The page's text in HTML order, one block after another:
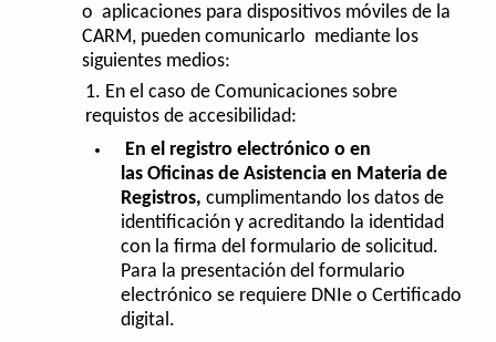
o aplicaciones para dispositivos móviles de la
CARM, pueden comunicarlo mediante los
siguientes medios:
En el caso de Comunicaciones sobre
requistos de accesibilidad:
En el registro electrónico o en
las Oficinas de Asistencia en Materia de
Registros, cumplimentando los datos de
identificación y acreditando la identidad
con la firma del formulario de solicitud.
Para la presentación del formulario
electrónico se requiere DNIe o Certificado
digital.